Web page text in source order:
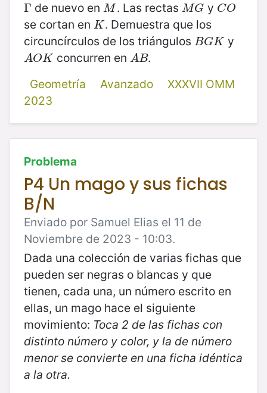
Γ
Γ de nuevo enM
M . Las rectas MG
MG y CO
CO
se cortan en K
K . Demuestra que los
circuncírculos de los triángulos BGK
BGK y
AOK
AOK concurren en AB
AB .
Geometría
Avanzado
XXXVII OMM
2023
Problema
P4 Un mago y sus fichas
B/N
Enviado por Samuel Elias el 11 de
Noviembre de 2023 - 10:03.
Dada una colección de varias fichas que
pueden ser negras o blancas y que
tienen, cada una, un número escrito en
ellas, un mago hace el siguiente
movimiento: Toca 2 de las fichas con
distinto número y color, y la de número
menor se convierte en una ficha idéntica
a la otra.